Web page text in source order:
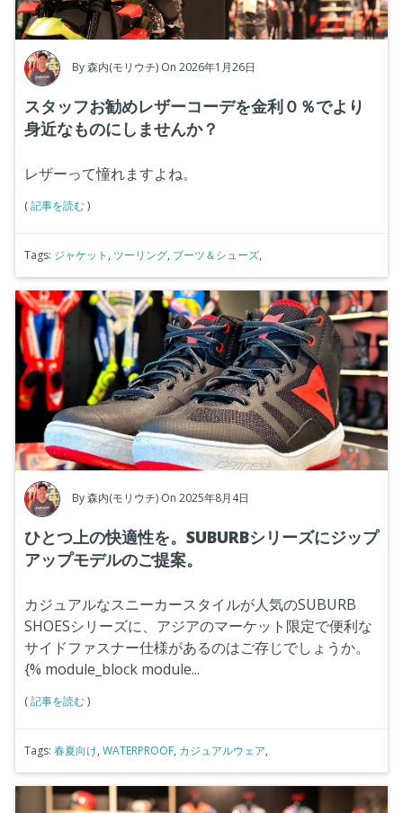
By森内(モリウチ) On 2026年1月26日
スタッフお勧めレザーコーデを金利０％でより
身近なものにしませんか？
レザーって憧れますよね。
(記事を読む)
Tags: ジャケット , ツーリング, ブーツ＆シューズ,
By森内(モリウチ) On 2025年8月4日
ひとつ上の快適性を。SUBURBシリーズにジップ
アップモデルのご提案。
カジュアルなスニーカースタイルが人気のSUBURB
SHOESシリーズに、アジアのマーケット限定で便利な
サイドファスナー仕様があるのはご存じでしょうか。
{% module_block module...
(記事を読む)
Tags: 春夏向け, WATERPROOF, カジュアルウェア,